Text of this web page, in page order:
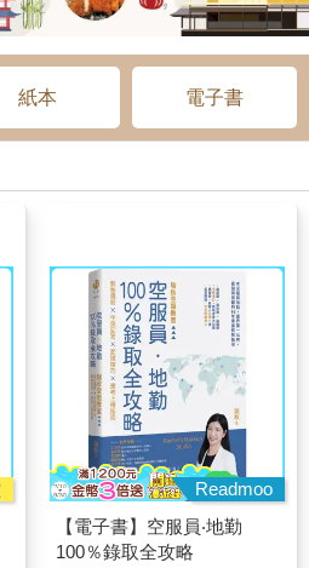
紙本 電子書
Readmoo
【電子書】空服員‧地勤
100％錄取全攻略